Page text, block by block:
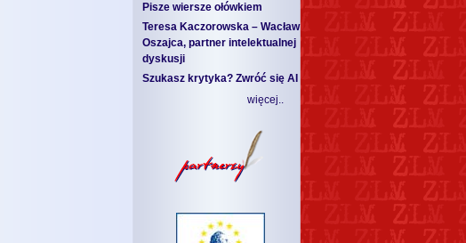
Pisze wiersze ołówkiem
Teresa Kaczorowska – Wacław
Oszajca, partner intelektualnej
dyskusji
Szukasz krytyka? Zwróć się AI
więcej..